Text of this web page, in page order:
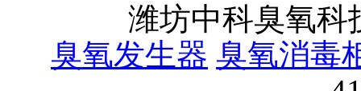
潍坊中科臭氧
臭氧发生器 臭氧消毒